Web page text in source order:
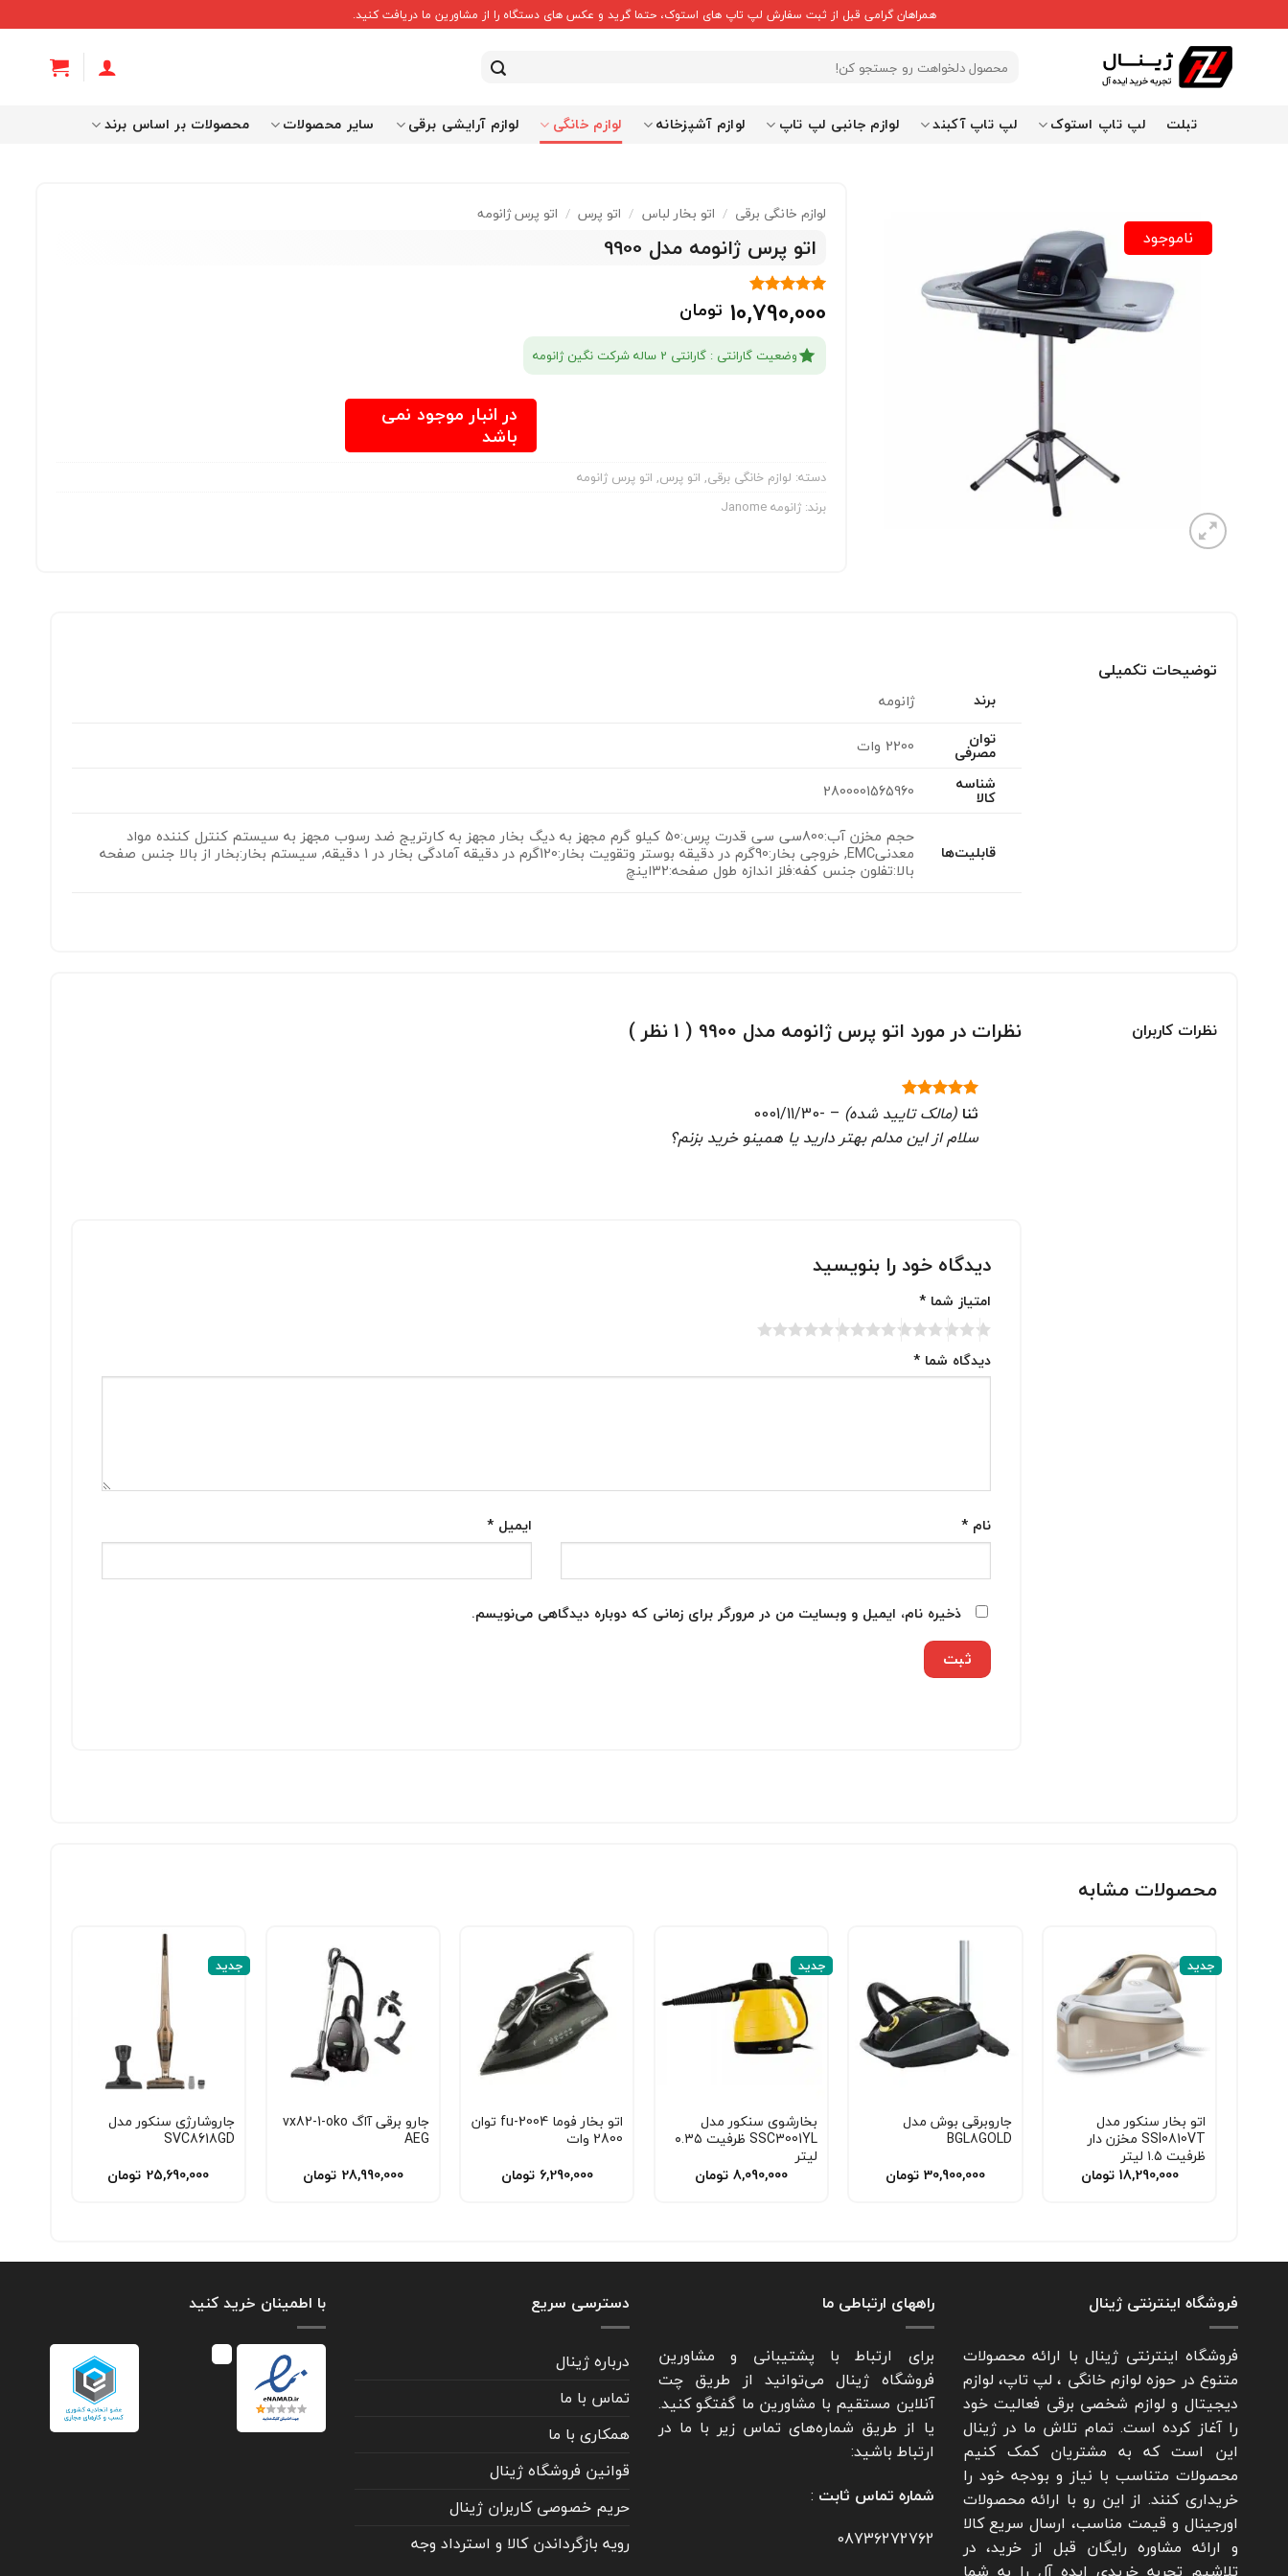
to
همراهان گرامی قبل از ثبت سفارش لپ تاپ های استوک، حتما گرید و عکس های دستگاه را از مشاورین ما دریافت کنید.
برای:
تبلت لپ تاپ استوک لپ تاپ آکبند لوازم جانبی لپ تاپ لوازم آشپزخانه لوازم خانگی لوازم آرایشی برقی سایر محصولات محصولات بر اساس برند
ناموجود
لوازم خانگی برقی / اتو بخار لباس / اتو پرس / اتو پرس ژانومه
اتو پرس ژانومه مدل 9900
5از
5 امتیاز
10,790,000 تومان
وضعیت گارانتی : گارانتی 2 ساله شرکت نگین ژانومه
در انبار موجود نمی
باشد
دسته: لوازم خانگی برقی, اتو پرس, اتو پرس ژانومه
برند:ژانومه Janome
توضیحات تکمیلی
برند
ژانومه
توان
مصرفی
2200 وات
شناسه
کالا 2800001565960
قابلیت‌ها
حجم مخزن آب:800سی سی قدرت پرس:50 کیلو گرم مجهز به دیگ بخار مجهز به کارتریج ضد رسوب مجهز به سیستم کنترل کننده مواد
معدنیEMC, خروجی بخار:90گرم در دقیقه بوستر وتقویت بخار:120گرم در دقیقه آمادگی بخار در 1 دقیقه, سیستم بخار:بخار از بالا جنس صفحه
بالا:تفلون جنس کفه:فلز اندازه طول صفحه:32اینچ
نظرات کاربران نظرات در مورد اتو پرس ژانومه مدل 9900 ( 1 نظر )
نمره5از
ثنا(مالک تایید شده) –
-0001/11/30
سلام از این مدلم بهتر دارید یا همینو خرید بزنم؟
دیدگاه خود را بنویسید
امتیاز شما*
دیدگاه شما*
نام* ایمیل*
ذخیره نام، ایمیل و وبسایت من در مرورگر برای زمانی که دوباره دیدگاهی می‌نویسم.
محصولات مشابه
جدید
اتو بخار سنکور مدل
SSI0810VT مخزن دار
ظرفیت ۱.۵ لیتر
18,290,000 تومان
جاروبرقی بوش مدل
BGL8GOLD
30,900,000 تومان
جدید
بخارشوی سنکور مدل
SSC3001YL ظرفیت ۰.۳۵
لیتر
8,090,000 تومان
اتو بخار فوما fu-2004 توان
2800 وات
6,290,000 تومان
جارو برقی آاگ vx82-1-oko
AEG
28,990,000 تومان
جدید
جاروشارژی سنکور مدل
SVC8618GD
25,690,000 تومان
فروشگاه اینترنتی ژینال
فروشگاه اینترنتی ژینال با ارائه محصولات
متنوع در حوزه لوازم خانگی ، لپ تاپ، لوازم
دیجیتال و لوازم شخصی برقی فعالیت خود
را آغاز کرده است. تمام تلاش ما در ژینال
این است که به مشتریان کمک کنیم
محصولات متناسب با نیاز و بودجه خود را
خریداری کنند. از این رو با ارائه محصولات
اورجینال و قیمت مناسب، ارسال سریع کالا
و ارائه مشاوره رایگان قبل از خرید، در
راههای ارتباطی ما
برای ارتباط با پشتیبانی و مشاورین
فروشگاه ژینال می‌توانید از طریق چت
آنلاین مستقیم با مشاورین ما گفتگو کنید.
یا از طریق شماره‌های تماس زیر با ما در
ارتباط باشید:
شماره تماس ثابت :
08736272762
دسترسی سریع
درباره ژینال
تماس با ما
همکاری با ما
قوانین فروشگاه ژینال
حریم خصوصی کاربران ژینال
رویه بازگرداندن کالا و استرداد وجه
با اطمینان خرید کنید